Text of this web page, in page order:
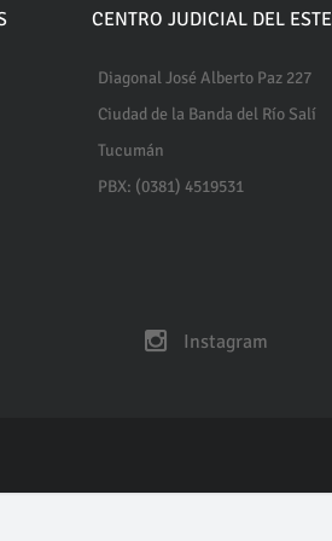
CENTRO JUDICIAL DEL ESTE
Diagonal José Alberto Paz 227
Ciudad de la Banda del Río Salí
Tucumán
PBX: (0381) 4519531
Instagram